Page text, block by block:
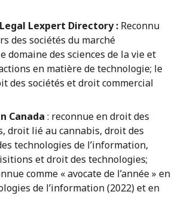
Lexpert Directory : Reconnu
des sociétés du marché
domaine des sciences de la vie et
en matière de technologie; le
des sociétés et droit commercial
Canada : reconnue en droit des
droit lié au cannabis, droit des
technologies de l’information,
et droit des technologies;
comme « avocate de l’année » en
de l’information (2022) et en